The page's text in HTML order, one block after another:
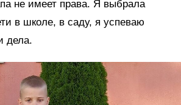
не имеет права. Я выбрала
в школе, в саду, я успеваю
дела.